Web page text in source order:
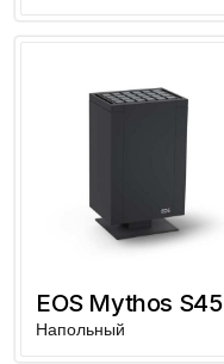
EOS Mythos S45
Напольный